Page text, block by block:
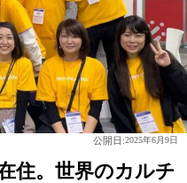
公開日:2025年6月9日
住。世界のカルチ